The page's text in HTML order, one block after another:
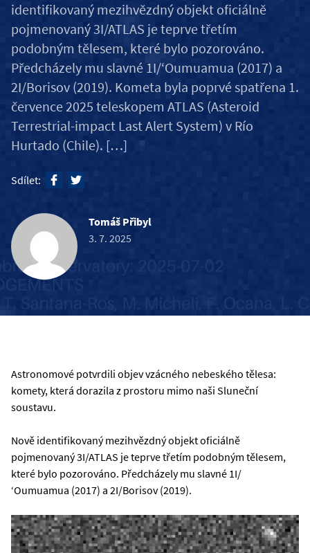
identifikovaný mezihvězdný objekt oficiálně
pojmenovaný 3I/ATLAS je teprve třetím
podobným tělesem, které bylo pozorováno.
Předcházely mu slavné 1I/ʻOumuamua (2017) a
2I/Borisov (2019). Kometa byla poprvé spatřena 1.
července 2025 teleskopem ATLAS (Asteroid
Terrestrial-impact Last Alert System) v Río
Hurtado (Chile). […]
Sdílet:
Tomáš Přibyl
3. 7. 2025
Astronomové potvrdili objev vzácného nebeského tělesa:
komety, která dorazila z prostoru mimo naši Sluneční
soustavu.
Nově identifikovaný mezihvězdný objekt oficiálně
pojmenovaný 3I/ATLAS je teprve třetím podobným tělesem,
které bylo pozorováno. Předcházely mu slavné 1I/
ʻOumuamua (2017) a 2I/Borisov (2019).